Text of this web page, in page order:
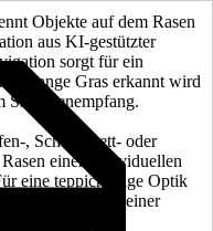
Objekte auf dem Rasen
aus KI-gestützter
sorgt für ein
solange Gras erkannt wird
Satellitenempfang.
, Schachbrett- oder
einen individuellen
eine teppichartige Optik
Muster mit einer